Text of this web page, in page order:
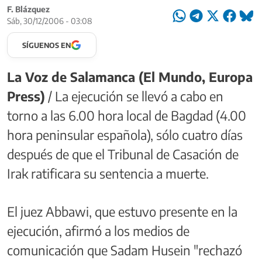
F. Blázquez
Sáb, 30/12/2006 - 03:08
SÍGUENOS EN
La Voz de Salamanca (El Mundo, Europa
Press) / La ejecución se llevó a cabo en
torno a las 6.00 hora local de Bagdad (4.00
hora peninsular española), sólo cuatro días
después de que el Tribunal de Casación de
Irak ratificara su sentencia a muerte.
El juez Abbawi, que estuvo presente en la
ejecución, afirmó a los medios de
comunicación que Sadam Husein "rechazó